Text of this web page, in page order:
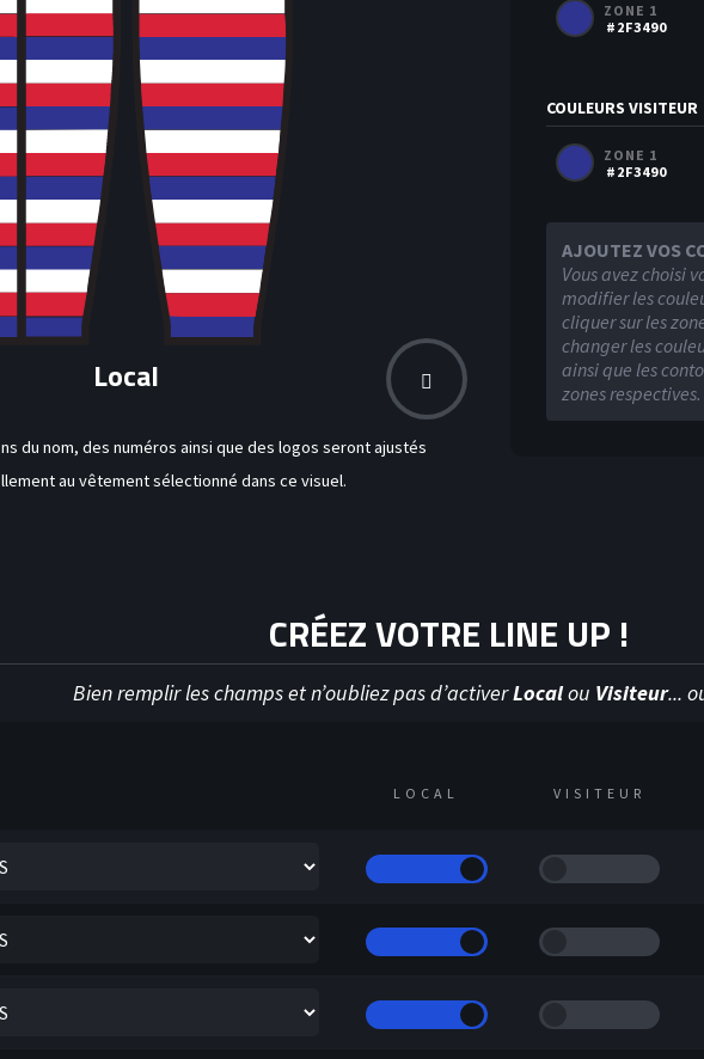
Local
du nom, des numéros ainsi que des logos seront ajustés
au vêtement sélectionné dans ce visuel.
ZONE 1
#2F3490
COULEURS VISITEUR
ZONE 1
#2F3490
AJOUTEZ VOS
Vous avez choisi
modifier les
cliquer sur les
changer les
ainsi que les
zones respectives.
CRÉEZ VOTRE LINE UP !
Bien remplir les champs et n’oubliez pas d’activerLocalou Visiteur...
LOCAL VISITEUR